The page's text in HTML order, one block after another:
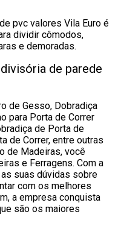
pvc valores Vila Euro é
dividir cômodos,
e demoradas.
de parede
de Gesso, Dobradiça
para Porta de Correr
de Porta de
de Correr, entre outras
de Madeiras, você
e Ferragens. Com a
suas dúvidas sobre
com os melhores
a empresa conquista
são os maiores